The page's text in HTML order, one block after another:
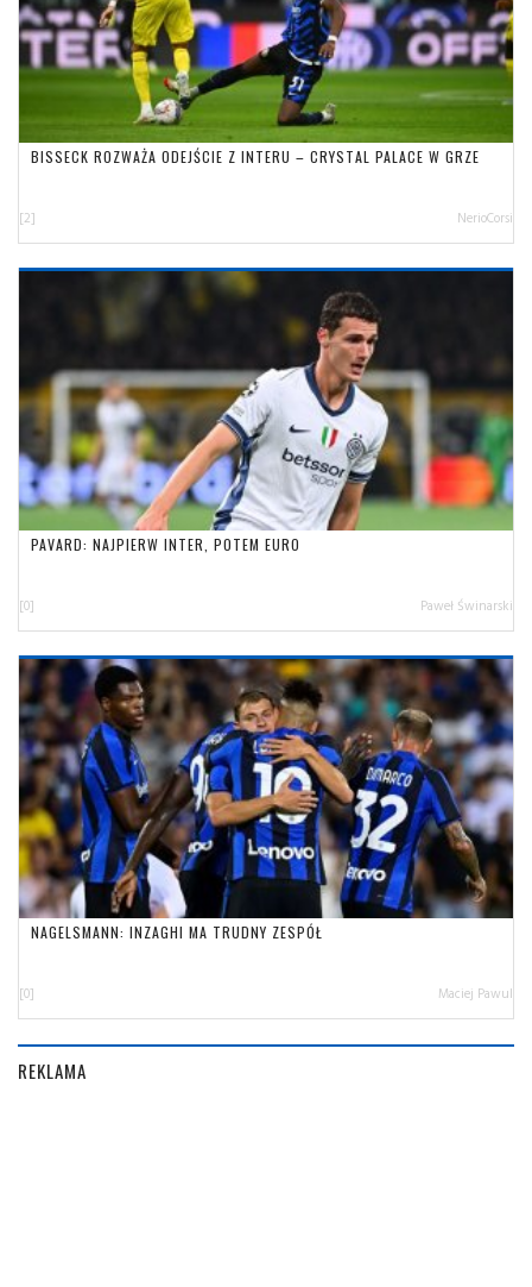
BISSECK ROZWAŻA ODEJŚCIE Z INTERU – CRYSTAL PALACE W GRZE
[2] NerioCorsi
PAVARD: NAJPIERW INTER, POTEM EURO
[0] Paweł Świnarski
NAGELSMANN: INZAGHI MA TRUDNY ZESPÓŁ
[0] Maciej Pawul
REKLAMA